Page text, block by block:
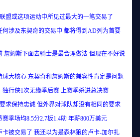
或这项运动中所见过最大的一笔交易了
及东契奇的交易中 都将得到AD列为首要
姆斯下面去骑士是最合理做法 但现在不好说
大核心 东契奇和詹姆斯的兼容性肯定是问题
行侠1次无缘季后赛 上赛季杀进总决赛
保持忠诚 但外界对球队却没有相同的要求
场均8.5分2.7板1.4助 年薪800万美元
被交易了 我还以为是森林狼的卢卡-加尔扎